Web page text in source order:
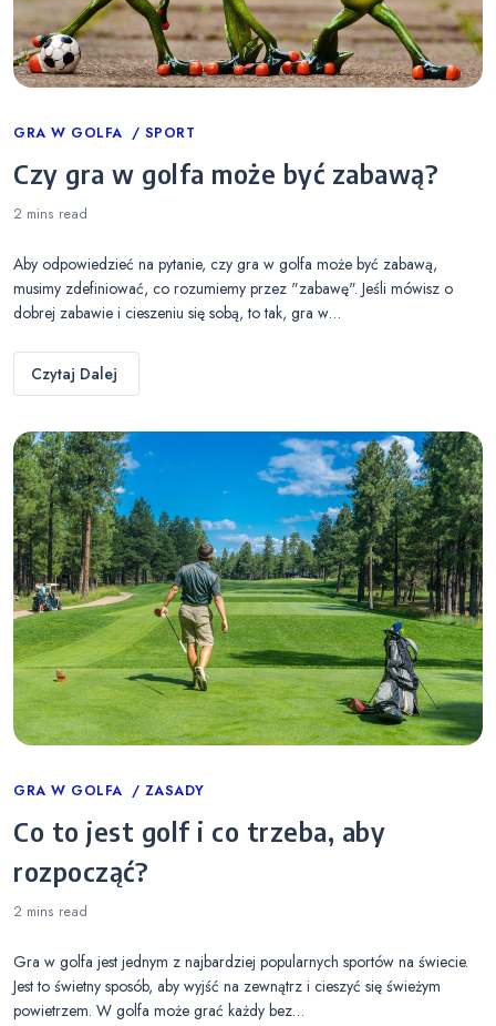
Categories
GRA W GOLFA SPORT
Czy gra w golfa może być zabawą?
2 mins read
Aby odpowiedzieć na pytanie, czy gra w golfa może być zabawą,
musimy zdefiniować, co rozumiemy przez "zabawę". Jeśli mówisz o
dobrej zabawie i cieszeniu się sobą, to tak, gra w…
Czytaj Dalej
Categories
GRA W GOLFA ZASADY
Co to jest golf i co trzeba, aby
rozpocząć?
2 mins read
Gra w golfa jest jednym z najbardziej popularnych sportów na świecie.
Jest to świetny sposób, aby wyjść na zewnątrz i cieszyć się świeżym
powietrzem. W golfa może grać każdy bez…